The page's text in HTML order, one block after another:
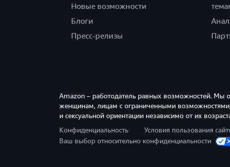
Новые возможности
Блоги
Пресс-релизы
Amazon – работодатель равных возможностей. Мы
женщинам, лицам с ограниченными
и сексуальной ориентации независимо от их
Конфиденциальность
Условия пользования
Ваш выбор относительно конфиденциальности